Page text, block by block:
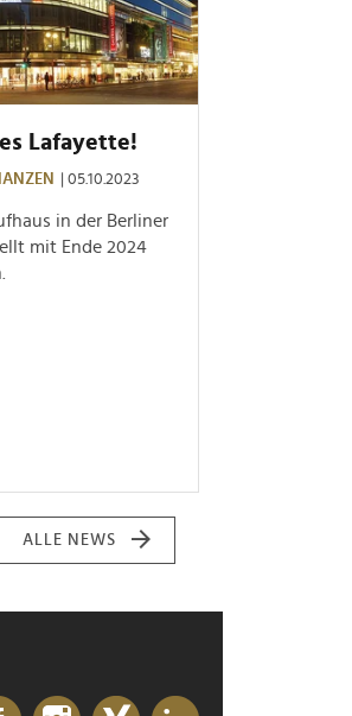
Lafayette!
| 05.10.2023
in der Berliner
mit Ende 2024
ALLE NEWS